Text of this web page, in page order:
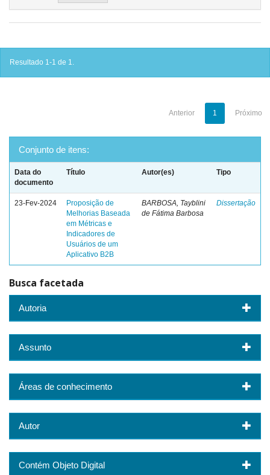
Resultado 1-1 de 1.
Anterior 1 Próximo
Conjunto de itens:
Data do
documento
Título Autor(es) Tipo
23-Fev-2024
Proposição de
Melhorias Baseada
em Métricas e
Indicadores de
Usuários de um
Aplicativo B2B
BARBOSA, Tayblini
de Fátima Barbosa
Dissertação
Busca facetada
Autoria
Assunto
Áreas de conhecimento
Autor
Contém Objeto Digital